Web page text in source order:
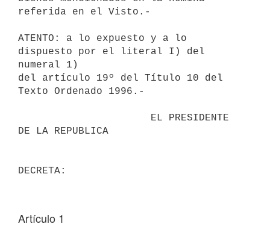
referida en el Visto.-
ATENTO: a lo expuesto y a lo
dispuesto por el literal I) del
numeral 1)
del artículo 19º del Título 10 del
Texto Ordenado 1996.-
DE LA REPUBLICA
Artículo 1